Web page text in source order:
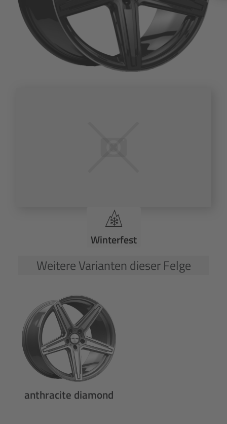
Winterfest
Weitere Varianten dieser Felge
anthracite diamond